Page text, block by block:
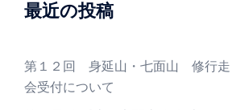
最近の投稿
第１２回 身延山・七面山 修行
会受付について